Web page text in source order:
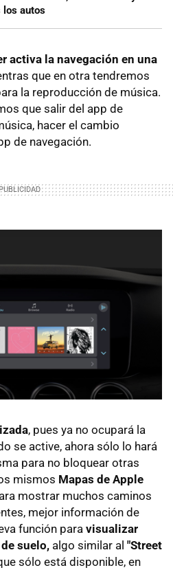
los autos
activa la navegación en una
que en otra tendremos
la reproducción de música.
que salir del app de
hacer el cambio
de navegación.
, pues ya no ocupará la
se active, ahora sólo lo hará
para no bloquear otras
mismos Mapas de Apple
mostrar muchos caminos
mejor información de
función para visualizar
suelo, algo similar al "Street
sólo está disponible, en